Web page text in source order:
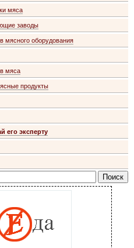
мяса
заводы
мясного оборудования
мяса
продукты
его эксперту